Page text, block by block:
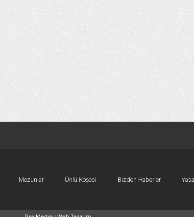
Mezunlar Ünlü Köşesi Bizden Haberler